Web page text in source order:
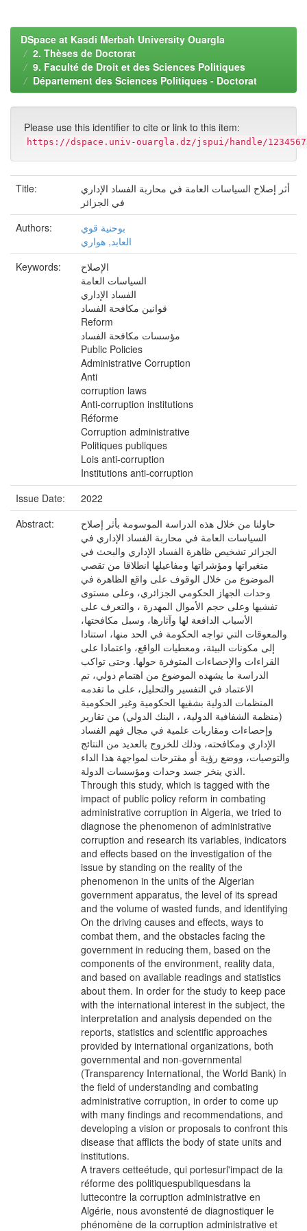
DSpace at Kasdi Merbah University Ouargla
2. Thèses de Doctorat
9. Faculté de Droit et des Sciences Politiques
Département des Sciences Politiques - Doctorat
Please use this identifier to cite or link to this item:
https://dspace.univ-ouargla.dz/jspui/handle/
Title:
أثر إصلاح السياسات العامة في محاربة الفساد الإداري
في الجزائر
Authors:
بوحنية قوي
العابد, هواري
Keywords:
الإصلاح
السياسات العامة
الفساد الإداري
قوانين مكافحة الفساد
Reform
مؤسسات مكافحة الفساد
Public Policies
Administrative Corruption
Anti
corruption laws
Anti-corruption institutions
Réforme
Corruption administrative
Politiques publiques
Lois anti-corruption
Institutions anti-corruption
Issue Date:
2022
Abstract:
حاولنا من خلال هذه الدراسة الموسومة بأثر إصلاح
السياسات العامة في محاربة الفساد الإداري في
الجزائر تشخیص ظاهرة الفساد الإداري والبحث في
متغيراتها ومؤشراتها ومفاعيلها انطلاقا من تقصي
الموضوع من خلال الوقوف على واقع الظاهرة في
وحدات الجهاز الحكومي الجزائري، وعلى مستوى
تفشيها وعلى حجم الأموال المهدرة ، والتعرف على
الأسباب الدافعة لها وآثارها، وسبل مكافحتها،
والمعوقات التي تواجه الحكومة في الحد منها، استنادا
إلى مكونات البيئة، ومعطيات الواقع، واعتمادا على
القراءات والإحصاءات المتوفرة حولها. وحتى تواكب
الدراسة ما يشهده الموضوع من اهتمام دولي، تم
الاعتماد في التفسير والتحليل، على ما تقدمه
المنظمات الدولية بشقيها الحكومية وغير الحكومية
(منظمة الشفافية الدولية، ، البنك الدولي) من تقارير
وإحصاءات ومقاربات علمية في مجال فهم الفساد
الإداري ومكافحته، وذلك للخروج بالعديد من النتائج
والتوصيات، ووضع رؤية أو مقترحات لمواجهة هذا الداء
الذي ينخر جسد وحدات ومؤسسات الدولة.
Through this study, which is tagged with the
impact of public policy reform in combating
administrative corruption in Algeria, we tried to
diagnose the phenomenon of administrative
corruption and research its variables, indicators
and effects based on the investigation of the
issue by standing on the reality of the
phenomenon in the units of the Algerian
government apparatus, the level of its spread
and the volume of wasted funds, and identifying
On the driving causes and effects, ways to
combat them, and the obstacles facing the
government in reducing them, based on the
components of the environment, reality data,
and based on available readings and statistics
about them. In order for the study to keep pace
with the international interest in the subject, the
interpretation and analysis depended on the
reports, statistics and scientific approaches
provided by international organizations, both
governmental and non-governmental
(Transparency International, the World Bank) in
the field of understanding and combating
administrative corruption, in order to come up
with many findings and recommendations, and
developing a vision or proposals to confront this
disease that afflicts the body of state units and
institutions.
A travers cetteétude, qui portesurl'impact de la
réforme des politiquespubliquesdans la
luttecontre la corruption administrative en
Algérie, nous avonstenté de diagnostiquer le
phénomène de la corruption administrative et